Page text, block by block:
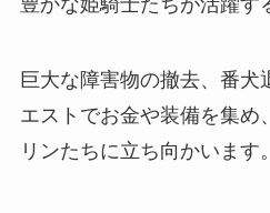
巨大な障害物の撤去、番犬
エストでお金や装備を集め
リンたちに立ち向かいます。